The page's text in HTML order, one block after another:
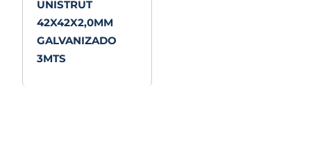
UNISTRUT
42X42X2,0MM
GALVANIZADO
3MTS